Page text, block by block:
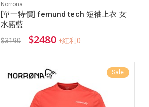
Norrona
[單一特價] femund tech 短袖上衣 女
水霧藍
$3190 $2480 +紅利0
Sale